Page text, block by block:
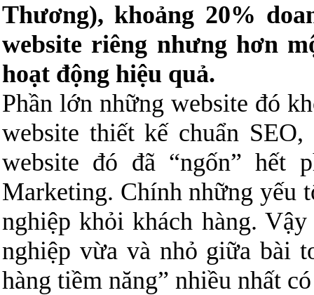
Thương), khoảng 20%
website riêng nhưng hơn
hoạt động hiệu quả.
Phần lớn những website đó
website thiết kế chuẩn
website đó đã “ngốn” hết
Marketing. Chính những yếu
nghiệp khỏi khách hàng.
nghiệp vừa và nhỏ giữa bài
hàng tiềm năng” nhiều nhất